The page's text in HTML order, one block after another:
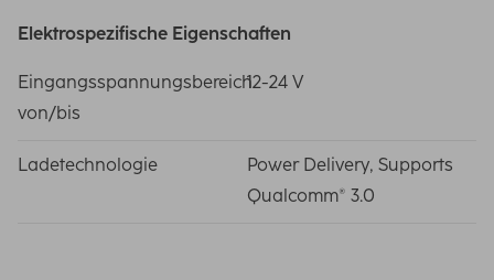
Elektrospezifische Eigenschaften
Eingangsspannungsbereich
von/bis
12-24 V
Ladetechnologie
Power Delivery, Supports
Qualcomm® 3.0